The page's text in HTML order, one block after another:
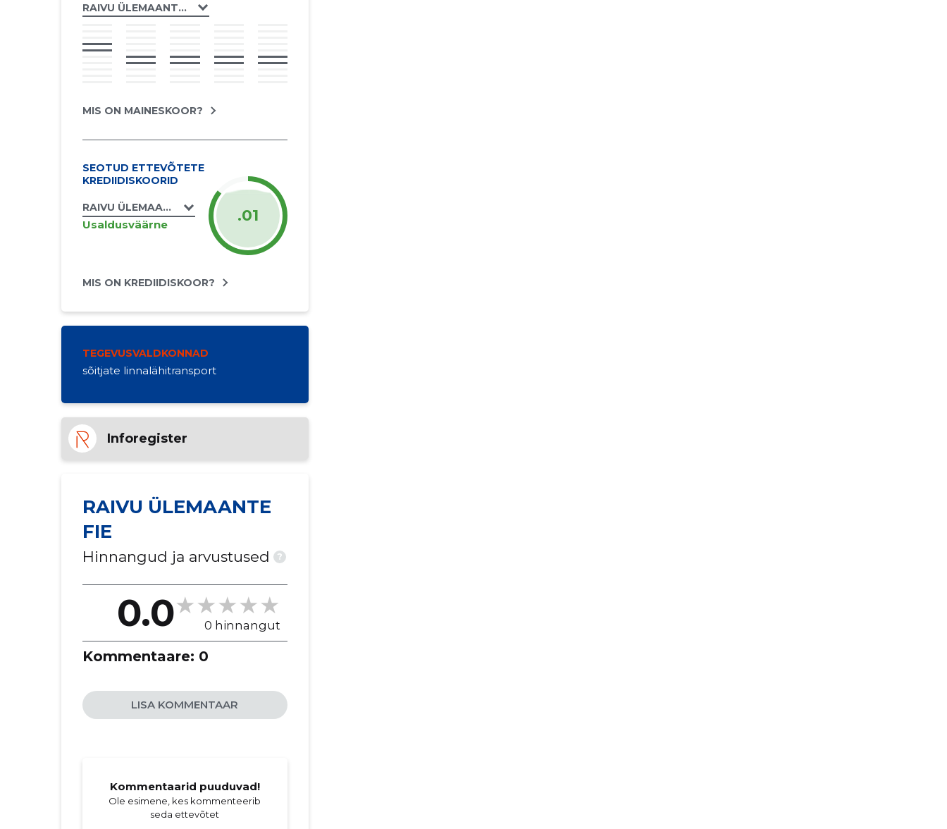
RAIVU ÜLEMAANTE FIE
MIS ON MAINESKOOR?
SEOTUD ETTEVÕTETE
KREDIIDISKOORID
RAIVU ÜLEMAANTE FIE
Usaldusväärne .01
MIS ON KREDIIDISKOOR?
TEGEVUSVALDKONNAD
sõitjate linnalähitransport
Inforegister
RAIVU ÜLEMAANTE
FIE
Hinnangud ja arvustused ?
0.0 0 hinnangut
Kommentaare: 0
LISA KOMMENTAAR
Kommentaarid puuduvad!
Ole esimene, kes kommenteerib
seda ettevõtet